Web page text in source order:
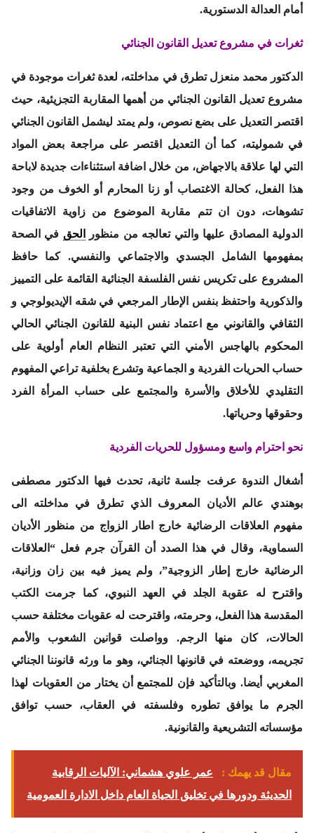
أمام العدالة الدستورية.
ثغرات في مشروع تعديل القانون الجنائي
الدكتور محمد منعزلتطرق في مداخلته، لعدة ثغرات موجودة في
مشروع تعديل القانون الجنائي من أهمها المقاربة التجزيئية، حيث
اقتصر التعديل على بضع نصوص، ولم يمتد ليشمل القانون الجنائي
في شموليته، كما أن التعديل اقتصر على مراجعة بعض المواد
التي لها علاقة بالاجهاض، من خلال اضافة استثناءات جديدة لاباحة
هذا الفعل، كحالة الاغتصاب أو زنا المحارم أو الخوف من وجود
تشوهات، دون ان تتم مقاربة الموضوع من زاوية الاتفاقيات
الدولية المصادق عليها والتي تعالجه من منظور
الحق في الصحة
بمفهومها الشامل الجسدي والاجتماعي والنفسي. كما حافظ
المشروع على تكريس نفس الفلسفة الجنائية القائمة على التمييز
والذكورية واحتفظ بنفس الإطار المرجعي في شقه الإيديولوجي و
الثقافي والقانوني مع اعتماد نفس البنية للقانون الجنائي الحالي
المحكوم بالهاجس الأمني التي تعتبر النظام العام أولوية على
حساب الحريات الفردية و الجماعية وتشرع بخلفية تراعي المفهوم
التقليدي للأخلاق والأسرة والمجتمع على حساب المرأة الفرد
وحقوقها وحرياتها.
نحو احترام واسع ومسؤول للحريات الفردية
أشغال الندوة عرفت جلسة ثانية، تحدث فيها الدكتور مصطفى
بوهندي عالم الأديان المعروف الذي تطرق في مداخلته الى
مفهوم العلاقات الرضائية خارج اطار الزواج من منظور الأديان
السماوية، وقال في هذا الصدد أن القرآن جرم فعل “العلاقات
الرضائية خارج إطار الزوجية”، ولم يميز فيه بين زان وزانية،
واقترح له عقوبة الجلد في العهد النبوي، كما جرمت الكتب
المقدسة هذا الفعل، وحرمته، واقترحت له عقوبات مختلفة حسب
الحالات، كان منها الرجم. وواصلت قوانين الشعوب والأمم
تجريمه، ووضعته في قانونها الجنائي، وهو ما ورثه قانوننا الجنائي
المغربي أيضا. وبالتأكيد فإن للمجتمع أن يختار من العقوبات لهذا
الجرم ما يوافق تطوره وفلسفته في العقاب، حسب توافق
مؤسساته التشريعية والقانونية.
مقال قد يهمك :
عمر علوي هشماني: الآليات الرقابية
الحديثة ودورها في تخليق الحياة العام داخل الادارة العمومية